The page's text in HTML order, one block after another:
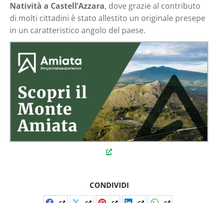
Natività a Castell’Azzara, dove grazie al contributo
di molti cittadini è stato allestito un originale presepe
in un caratteristico angolo del paese.
CONDIVIDI